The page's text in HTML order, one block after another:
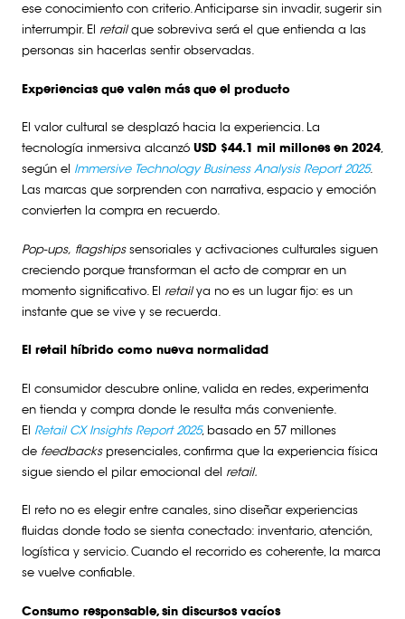
ese conocimiento con criterio. Anticiparse sin invadir, sugerir sin
interrumpir. El retail que sobreviva será el que entienda a las
personas sin hacerlas sentir observadas.
Experiencias que valen más que el producto
El valor cultural se desplazó hacia la experiencia. La
tecnología inmersiva alcanzó USD $44.1 mil millones en 2024,
según el Immersive Technology Business Analysis Report 2025.
Las marcas que sorprenden con narrativa, espacio y emoción
convierten la compra en recuerdo.
Pop-ups, flagships sensoriales y activaciones culturales siguen
creciendo porque transforman el acto de comprar en un
momento significativo. El retailya no es un lugar fijo: es un
instante que se vive y se recuerda.
El retail híbrido como nueva normalidad
El consumidor descubre online, valida en redes, experimenta
en tienda y compra donde le resulta más conveniente.
El Retail CX Insights Report 2025, basado en 57 millones
de feedbackspresenciales, confirma que la experiencia física
sigue siendo el pilar emocional del retail.
El reto no es elegir entre canales, sino diseñar experiencias
fluidas donde todo se sienta conectado: inventario, atención,
logística y servicio. Cuando el recorrido es coherente, la marca
se vuelve confiable.
Consumo responsable, sin discursos vacíos